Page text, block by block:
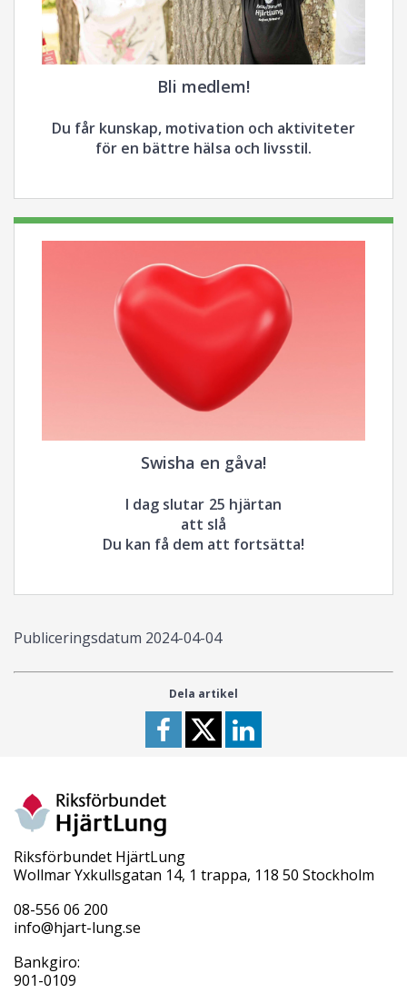
Bli medlem!
Du får kunskap, motivation och aktiviteter
för en bättre hälsa och livsstil.
Swisha en gåva!
I dag slutar 25 hjärtan
att slå
Du kan få dem att fortsätta!
Publiceringsdatum 2024-04-04
Dela artikel
Riksförbundet HjärtLung
Wollmar Yxkullsgatan 14, 1 trappa, 118 50 Stockholm
08-556 06 200
info@hjart-lung.se
Bankgiro:
901-0109